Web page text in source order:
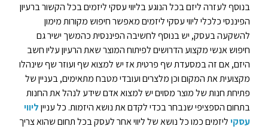
בנוסף לעזרה ליזם בכל הנוגע בליווי עסקי ליזמים בכל הקשור ברעיון
הפיננסי כלכלי ליווי עסקי ליזמים מאפשר חיפוש מקורות מימון
להשקעה בעסק, יש בנוסף לחשיבה הפיננסית כהמשך ישיר גם
חיפוש אנשי מקצוע הדרושים לפיתוח המוצר שאת הרעיון עליו חשב
היזם, אם זה במסעדת שף פרטית אז יש למצוא שף ועוזר שף שינהלו
מקצועית את המקום וכן מלצרים ועובדי מטבח מתאימים, בעניין של
פתיחת חנות של מוצר מסוים יש למצוא אדם שידע לנהל את החנות
בתחום הספציפי שנבחר בכדי לקדם את נושא היזמות. כל ענייןליווי
עסקיליזמים כמו כל נושא של ליווי אחר לעסק בכל תחום שהוא צריך